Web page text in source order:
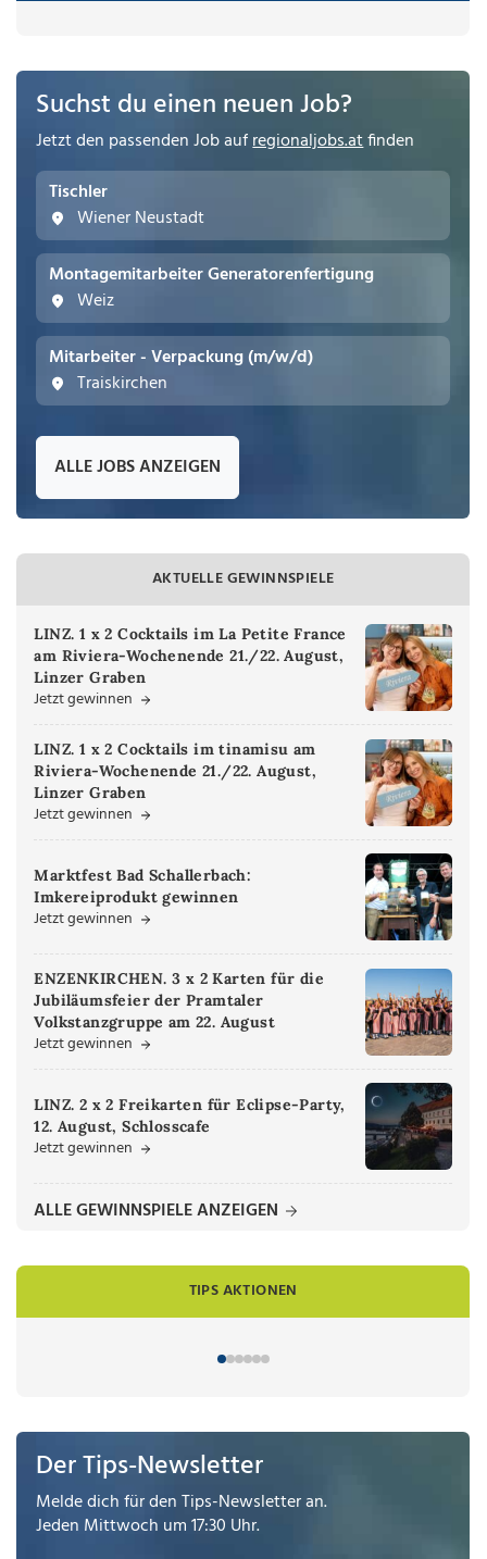
Suchst du einen neuen Job?
Jetzt den passenden Job aufregionaljobs.atfinden
Tischler
Wiener Neustadt
Montagemitarbeiter Generatorenfertigung
Weiz
Mitarbeiter - Verpackung (m/w/d)
Traiskirchen
ALLE JOBS ANZEIGEN
AKTUELLE GEWINNSPIELE
LINZ. 1 x 2 Cocktails im La Petite France
am Riviera-Wochenende 21./22. August,
Linzer Graben
Jetzt gewinnen
LINZ. 1 x 2 Cocktails im tinamisu am
Riviera-Wochenende 21./22. August,
Linzer Graben
Jetzt gewinnen
Marktfest Bad Schallerbach:
Imkereiprodukt gewinnen
Jetzt gewinnen
ENZENKIRCHEN. 3 x 2 Karten für die
Jubiläumsfeier der Pramtaler
Volkstanzgruppe am 22. August
Jetzt gewinnen
LINZ. 2 x 2 Freikarten für Eclipse-Party,
12. August, Schlosscafe
Jetzt gewinnen
ALLE GEWINNSPIELE ANZEIGEN
TIPS AKTIONEN
Der Tips-Newsletter
Melde dich für den Tips-Newsletter an.
Jeden Mittwoch um 17:30 Uhr.